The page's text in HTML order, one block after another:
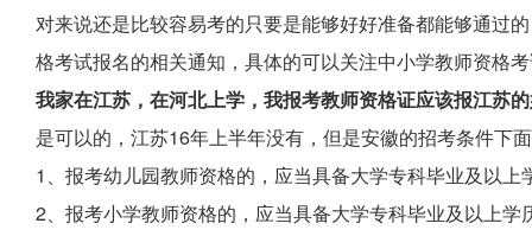
对来说还是比较容易考的只要是能够好好准备都能够通过
格考试报名的相关通知，具体的可以关注中小学教师资格
我家在江苏，在河北上学，我报考教师资格证应该报江苏
是可以的，江苏16年上半年没有，但是安徽的招考条件下
1、报考幼儿园教师资格的，应当具备大学专科毕业及以
2、报考小学教师资格的，应当具备大学专科毕业及以上学